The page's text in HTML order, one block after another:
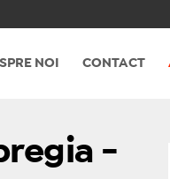
NOI CONTACT
-